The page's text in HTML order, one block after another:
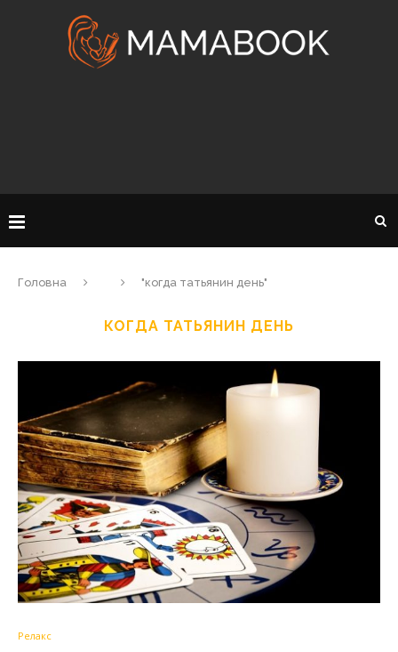
Головна "когда татьянин день"
КОГДА ТАТЬЯНИН ДЕНЬ
Релакс